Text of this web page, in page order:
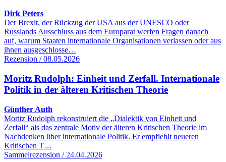
Dirk Peters
Der Brexit, der Rückzug der USA aus der UNESCO oder
Russlands Ausschluss aus dem Europarat werfen Fragen danach
auf, warum Staaten internationale Organisationen verlassen oder aus
ihnen ausgeschlosse…
Rezension / 08.05.2026
Moritz Rudolph: Einheit und Zerfall. Internationale
Politik in der älteren Kritischen Theorie
Günther Auth
Moritz Rudolph rekonstruiert die „Dialektik von Einheit und
Zerfall“ als das zentrale Motiv der älteren Kritischen Theorie im
Nachdenken über internationale Politik. Er empfiehlt neueren
Kritischen T…
Sammelrezension / 24.04.2026